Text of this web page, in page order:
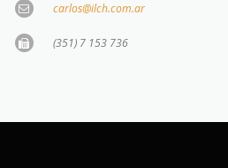
carlos@ilch.com.ar
(351) 7 153 736